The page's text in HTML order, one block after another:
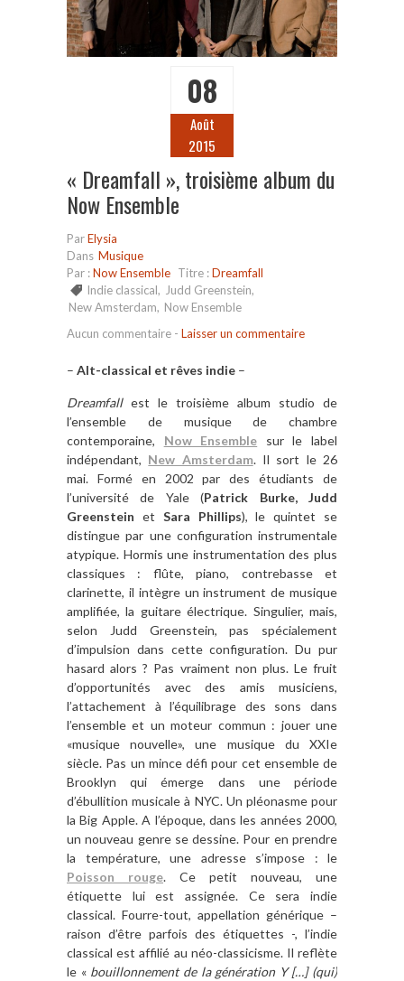
08
Août
2015
« Dreamfall », troisième album du
Now Ensemble
ParElysia
Dans Musique
Par :Now Ensemble Titre :Dreamfall
Indie classical, Judd Greenstein,
New Amsterdam, Now Ensemble
Aucun commentaire - Laisser un commentaire
– Alt-classical et rêves indie –
Dreamfallest le troisième album studio de
l’ensemble de musique de chambre
contemporaine, Now Ensemble sur le label
indépendant, New Amsterdam. Il sort le 26
mai. Formé en 2002 par des étudiants de
l’université de Yale (Patrick Burke, Judd
Greenstein et Sara Phillips), le quintet se
distingue par une configuration instrumentale
atypique. Hormis une instrumentation des plus
classiques : flûte, piano, contrebasse et
clarinette, il intègre un instrument de musique
amplifiée, la guitare électrique. Singulier, mais,
selon Judd Greenstein, pas spécialement
d’impulsion dans cette configuration. Du pur
hasard alors ? Pas vraiment non plus. Le fruit
d’opportunités avec des amis musiciens,
l’attachement à l’équilibrage des sons dans
l’ensemble et un moteur commun : jouer une
«musique nouvelle», une musique du XXIe
siècle. Pas un mince défi pour cet ensemble de
Brooklyn qui émerge dans une période
d’ébullition musicale à NYC. Un pléonasme pour
la Big Apple. A l’époque, dans les années 2000,
un nouveau genre se dessine. Pour en prendre
la température, une adresse s’impose : le
Poisson rouge. Ce petit nouveau, une
étiquette lui est assignée. Ce sera indie
classical. Fourre-tout, appellation générique –
raison d’être parfois des étiquettes -, l’indie
classical est affilié au néo-classicisme. Il reflète
le « bouillonnement de la génération Y […] (qui)